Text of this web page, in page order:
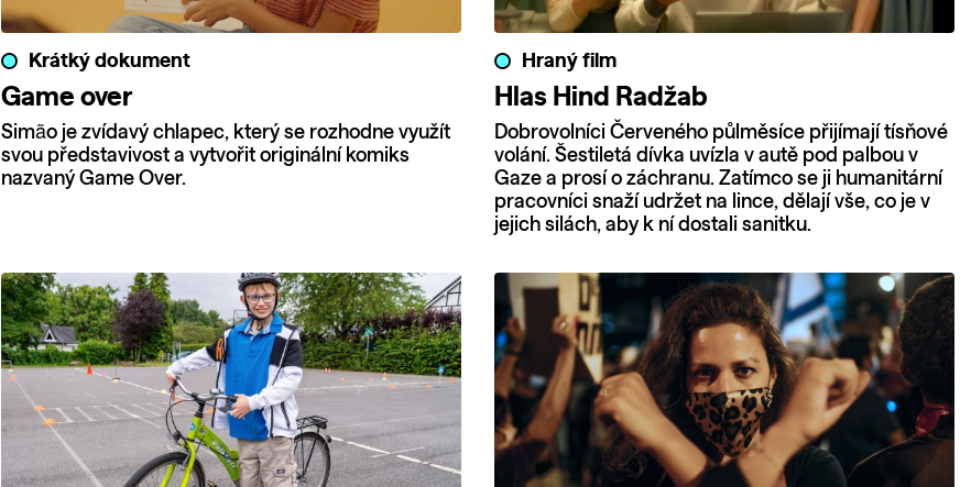
Krátký dokument
Game over
Simão je zvídavý chlapec, který se rozhodne využít
svou představivost a vytvořit originální komiks
nazvaný Game Over.
Hraný film
Hlas Hind Radžab
Dobrovolníci Červeného půlměsíce přijímají tísňové
volání. Šestiletá dívka uvízla v autě pod palbou v
Gaze a prosí o záchranu. Zatímco se ji humanitární
pracovníci snaží udržet na lince, dělají vše, co je v
jejich silách, aby k ní dostali sanitku.